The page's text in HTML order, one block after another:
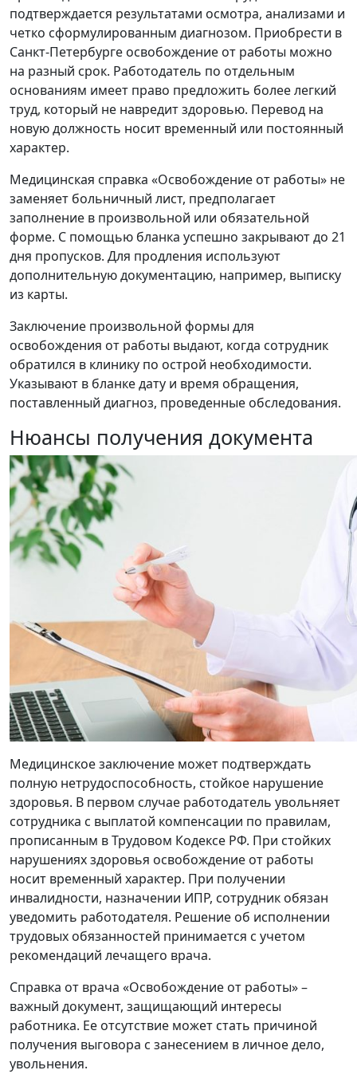
подтверждается результатами осмотра, анализами и
четко сформулированным диагнозом. Приобрести в
Санкт-Петербурге освобождение от работы можно
на разный срок. Работодатель по отдельным
основаниям имеет право предложить более легкий
труд, который не навредит здоровью. Перевод на
новую должность носит временный или постоянный
характер.
Медицинская справка «Освобождение от работы» не
заменяет больничный лист, предполагает
заполнение в произвольной или обязательной
форме. С помощью бланка успешно закрывают до 21
дня пропусков. Для продления используют
дополнительную документацию, например, выписку
из карты.
Заключение произвольной формы для
освобождения от работы выдают, когда сотрудник
обратился в клинику по острой необходимости.
Указывают в бланке дату и время обращения,
поставленный диагноз, проведенные обследования.
Нюансы получения документа
Медицинское заключение может подтверждать
полную нетрудоспособность, стойкое нарушение
здоровья. В первом случае работодатель увольняет
сотрудника с выплатой компенсации по правилам,
прописанным в Трудовом Кодексе РФ. При стойких
нарушениях здоровья освобождение от работы
носит временный характер. При получении
инвалидности, назначении ИПР, сотрудник обязан
уведомить работодателя. Решение об исполнении
трудовых обязанностей принимается с учетом
рекомендаций лечащего врача.
Справка от врача «Освобождение от работы» –
важный документ, защищающий интересы
работника. Ее отсутствие может стать причиной
получения выговора с занесением в личное дело,
увольнения.